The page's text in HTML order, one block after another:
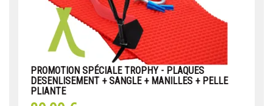
PROMOTION SPÉCIALE TROPHY - PLAQUES
DESENLISEMENT + SANGLE + MANILLES + PELLE
PLIANTE